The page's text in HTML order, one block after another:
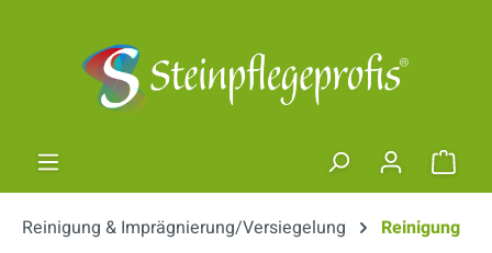
Reinigung & Imprägnierung/Versiegelung Reinigung